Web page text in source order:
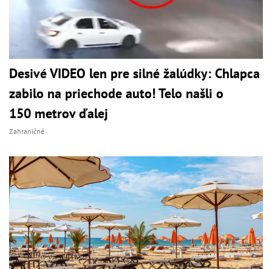
Desivé VIDEO len pre silné žalúdky: Chlapca
zabilo na priechode auto! Telo našli o
150 metrov ďalej
Zahraničné